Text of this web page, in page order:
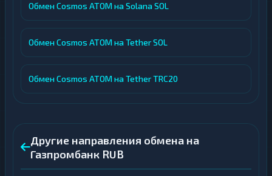
Обмен Cosmos ATOM на Solana SOL
Обмен Cosmos ATOM на Tether SOL
Обмен Cosmos ATOM на Tether TRC20
Другие направления обмена на
Газпромбанк RUB